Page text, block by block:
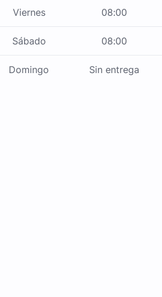
Viernes 08:00
Sábado 08:00
Domingo Sin entrega